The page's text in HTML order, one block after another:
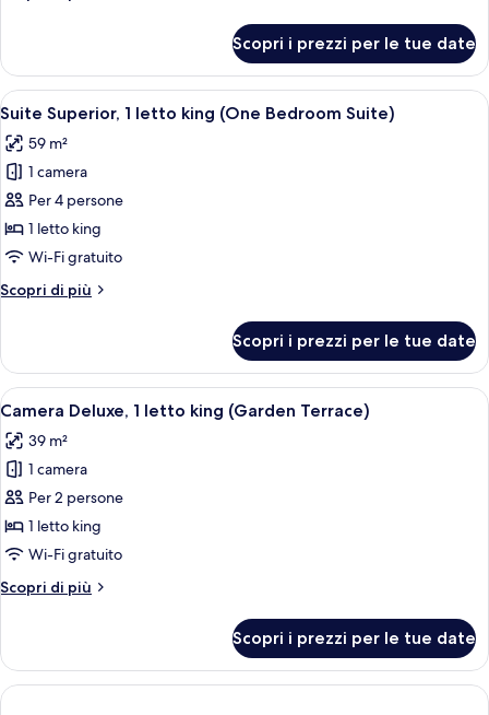
Club
Room)
Superior,
letto
(Superior
Club
Scopri i prezzi per le tue date
Apri
tutte
le
foto
per
Suite
Superior,
letto
Bedroom
Suite)
Una camera d'albergo moderna con
9
Suite Superior, 1 letto king (One Bedroom Suite)
59 m²
1 camera
Per 4 persone
1 letto king
Wi-Fi gratuito
Scopri di più
Altri
Superior,
letto
(One
Bedroom
Scopri i prezzi per le tue date
Apri
tutte
le
foto
per
Camera
Deluxe,
letto
Terrace)
Una moderna camera d'albergo
5
Camera Deluxe, 1 letto king (Garden Terrace)
39 m²
1 camera
Per 2 persone
1 letto king
Wi-Fi gratuito
Scopri di più
Altri
Deluxe,
letto
Scopri i prezzi per le tue date